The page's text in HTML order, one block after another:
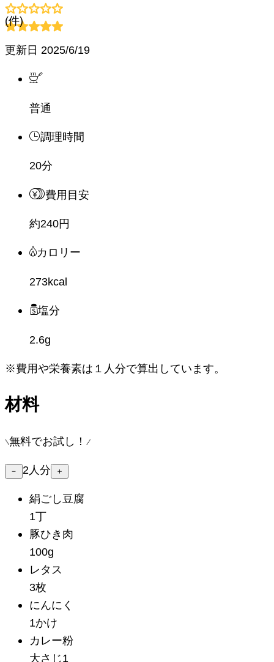
(件)
更新日 2025/6/19
普通
調理時間
20分
費用目安
約240円
カロリー
273kcal
塩分
2.6g
※費用や栄養素は １人分で算出しています。
材料
無料でお試し！
－ 2 人分 ＋
絹ごし豆腐
1丁
豚ひき肉
100g
レタス
3枚
にんにく
1かけ
カレー粉
大さじ1